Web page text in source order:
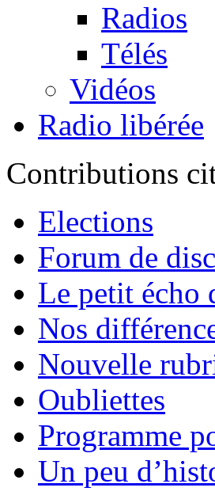
Radios
Télés
Vidéos
Radio libérée
Contributions
Elections
Forum de
Le petit écho
Nos
Nouvelle
Oubliettes
Programme
Un peu